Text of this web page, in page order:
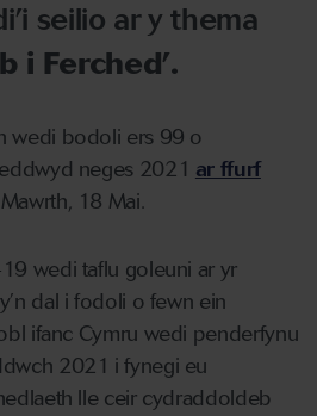
seilio ar y thema
i Ferched’.
wedi bodoli ers 99 o
neges 2021 ar ffurf
18 Mai.
wedi taflu goleuni ar yr
dal i fodoli o fewn ein
ifanc Cymru wedi penderfynu
2021 i fynegi eu
lle ceir cydraddoldeb